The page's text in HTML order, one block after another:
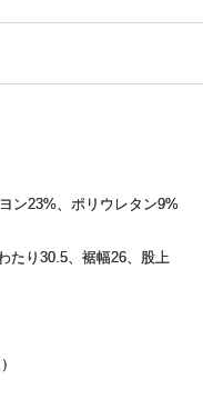
ン23%、ポリウレタン9%
たり30.5、裾幅26、股上